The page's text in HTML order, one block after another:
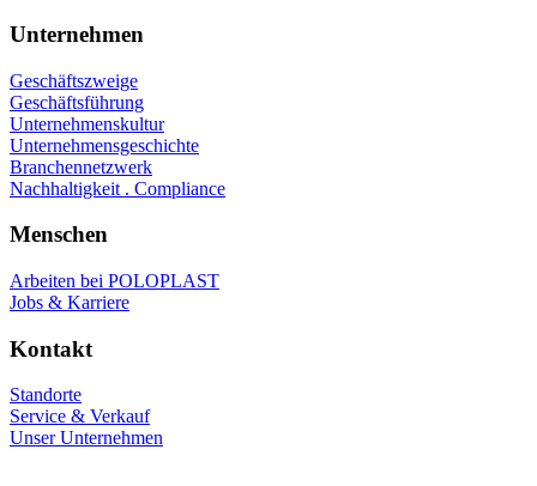
Unternehmen
Geschäftszweige
Geschäftsführung
Unternehmenskultur
Unternehmensgeschichte
Branchennetzwerk
Nachhaltigkeit . Compliance
Menschen
Arbeiten bei POLOPLAST
Jobs & Karriere
Kontakt
Standorte
Service & Verkauf
Unser Unternehmen